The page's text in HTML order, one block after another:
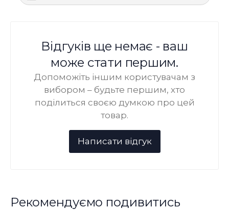
Відгуків ще немає - ваш
може стати першим.
Допоможіть іншим користувачам з
вибором – будьте першим, хто
поділиться своєю думкою про цей
товар.
Рекомендуємо подивитись